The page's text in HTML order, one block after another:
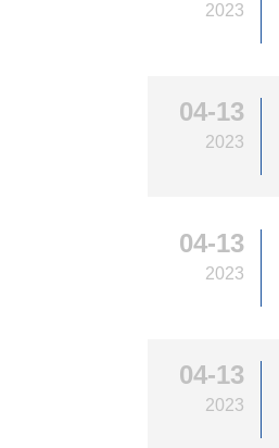
2023
04-13
2023
04-13
2023
04-13
2023